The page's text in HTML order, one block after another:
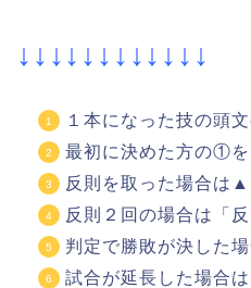
↓↓↓↓↓↓↓↓↓↓↓↓
１本になった技の頭
最初に決めた方の①
反則を取った場合は▲
反則２回の場合は「
判定で勝敗が決した
試合が延長した場合